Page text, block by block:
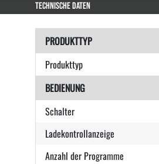
TECHNISCHE DATEN
PRODUKTTYP
Produkttyp
BEDIENUNG
Schalter
Ladekontrollanzeige
Anzahl der Programme